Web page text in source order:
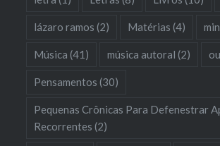
lázaro ramos (2) Matérias (4)
Música (41) música autoral (2)
Pensamentos (30)
Pequenas Crônicas Para Defenestrar
Recorrentes (2)